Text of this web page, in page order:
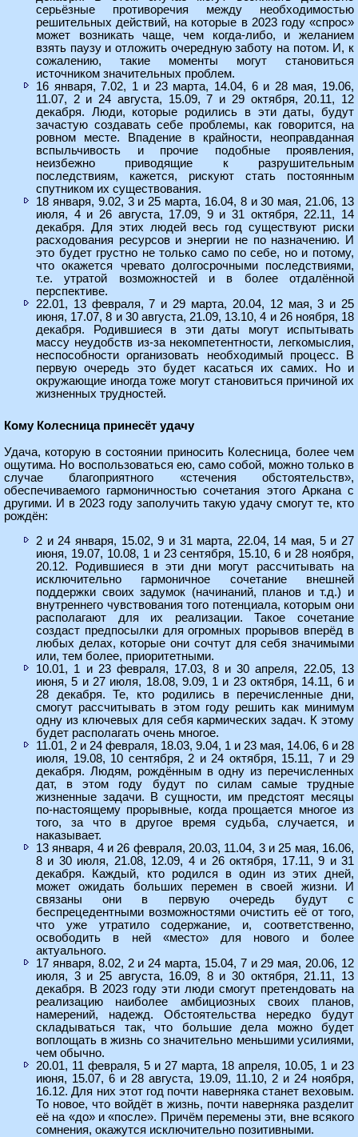
серьёзные противоречия между необходимостью
решительных действий, на которые в 2023 году «спрос»
может возникать чаще, чем когда-либо, и желанием
взять паузу и отложить очередную заботу на потом. И, к
сожалению, такие моменты могут становиться
источником значительных проблем.
16 января, 7.02, 1 и 23 марта, 14.04, 6 и 28 мая, 19.06,
11.07, 2 и 24 августа, 15.09, 7 и 29 октября, 20.11, 12
декабря. Люди, которые родились в эти даты, будут
зачастую создавать себе проблемы, как говорится, на
ровном месте. Впадение в крайности, неоправданная
вспыльчивость и прочие подобные проявления,
неизбежно приводящие к разрушительным
последствиям, кажется, рискуют стать постоянным
спутником их существования.
18 января, 9.02, 3 и 25 марта, 16.04, 8 и 30 мая, 21.06, 13
июля, 4 и 26 августа, 17.09, 9 и 31 октября, 22.11, 14
декабря. Для этих людей весь год существуют риски
расходования ресурсов и энергии не по назначению. И
это будет грустно не только само по себе, но и потому,
что окажется чревато долгосрочными последствиями,
т.е. утратой возможностей и в более отдалённой
перспективе.
22.01, 13 февраля, 7 и 29 марта, 20.04, 12 мая, 3 и 25
июня, 17.07, 8 и 30 августа, 21.09, 13.10, 4 и 26 ноября, 18
декабря. Родившиеся в эти даты могут испытывать
массу неудобств из-за некомпетентности, легкомыслия,
неспособности организовать необходимый процесс. В
первую очередь это будет касаться их самих. Но и
окружающие иногда тоже могут становиться причиной их
жизненных трудностей.
Кому Колесница принесёт удачу
Удача, которую в состоянии приносить Колесница, более чем
ощутима. Но воспользоваться ею, само собой, можно только в
случае благоприятного «стечения обстоятельств»,
обеспечиваемого гармоничностью сочетания этого Аркана с
другими. И в 2023 году заполучить такую удачу смогут те, кто
рождён:
2 и 24 января, 15.02, 9 и 31 марта, 22.04, 14 мая, 5 и 27
июня, 19.07, 10.08, 1 и 23 сентября, 15.10, 6 и 28 ноября,
20.12. Родившиеся в эти дни могут рассчитывать на
исключительно гармоничное сочетание внешней
поддержки своих задумок (начинаний, планов и т.д.) и
внутреннего чувствования того потенциала, которым они
располагают для их реализации. Такое сочетание
создаст предпосылки для огромных прорывов вперёд в
любых делах, которые они сочтут для себя значимыми
или, тем более, приоритетными.
10.01, 1 и 23 февраля, 17.03, 8 и 30 апреля, 22.05, 13
июня, 5 и 27 июля, 18.08, 9.09, 1 и 23 октября, 14.11, 6 и
28 декабря. Те, кто родились в перечисленные дни,
смогут рассчитывать в этом году решить как минимум
одну из ключевых для себя кармических задач. К этому
будет располагать очень многое.
11.01, 2 и 24 февраля, 18.03, 9.04, 1 и 23 мая, 14.06, 6 и 28
июля, 19.08, 10 сентября, 2 и 24 октября, 15.11, 7 и 29
декабря. Людям, рождённым в одну из перечисленных
дат, в этом году будут по силам самые трудные
жизненные задачи. В сущности, им предстоят месяцы
по-настоящему прорывные, когда прощается многое из
того, за что в другое время судьба, случается, и
наказывает.
13 января, 4 и 26 февраля, 20.03, 11.04, 3 и 25 мая, 16.06,
8 и 30 июля, 21.08, 12.09, 4 и 26 октября, 17.11, 9 и 31
декабря. Каждый, кто родился в один из этих дней,
может ожидать больших перемен в своей жизни. И
связаны они в первую очередь будут с
беспрецедентными возможностями очистить её от того,
что уже утратило содержание, и, соответственно,
освободить в ней «место» для нового и более
актуального.
17 января, 8.02, 2 и 24 марта, 15.04, 7 и 29 мая, 20.06, 12
июля, 3 и 25 августа, 16.09, 8 и 30 октября, 21.11, 13
декабря. В 2023 году эти люди смогут претендовать на
реализацию наиболее амбициозных своих планов,
намерений, надежд. Обстоятельства нередко будут
складываться так, что большие дела можно будет
воплощать в жизнь со значительно меньшими усилиями,
чем обычно.
20.01, 11 февраля, 5 и 27 марта, 18 апреля, 10.05, 1 и 23
июня, 15.07, 6 и 28 августа, 19.09, 11.10, 2 и 24 ноября,
16.12. Для них этот год почти наверняка станет веховым.
То новое, что войдёт в жизнь, почти наверняка разделит
её на «до» и «после». Причём перемены эти, вне всякого
сомнения, окажутся исключительно позитивными.